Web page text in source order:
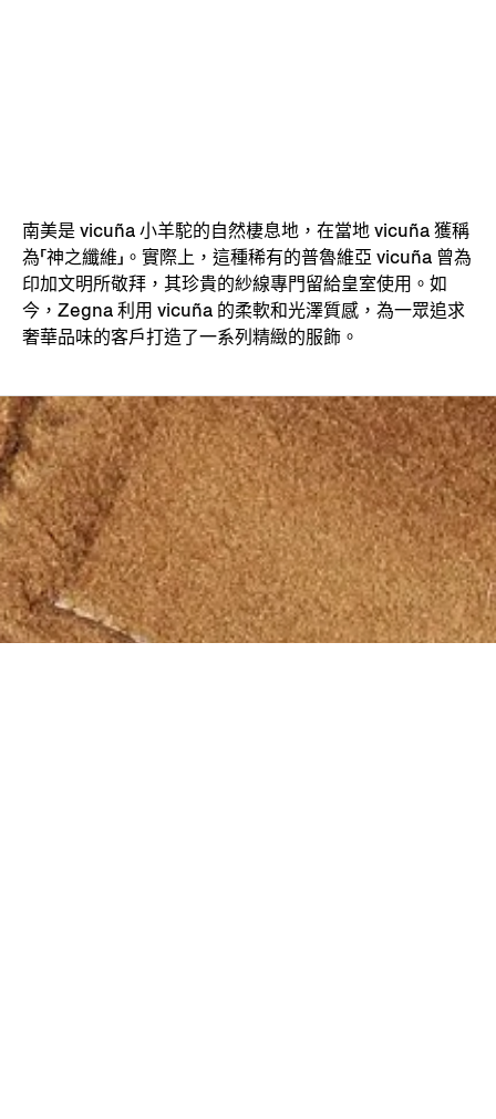
南美是 vicuña 小羊駝的自然棲息地，在當地 vicuña 獲稱
為「神之纖維」。實際上，這種稀有的普魯維亞 vicuña 曾為
印加文明所敬拜，其珍貴的紗線專門留給皇室使用。如
今，Zegna 利用 vicuña 的柔軟和光澤質感，為一眾追求
奢華品味的客戶打造了一系列精緻的服飾。